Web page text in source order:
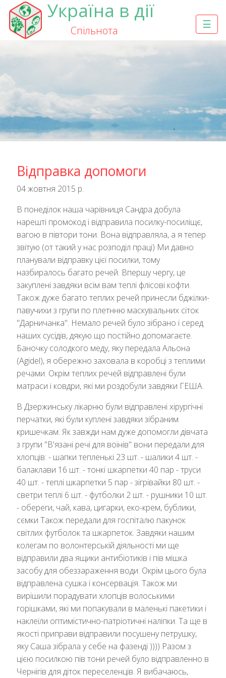
Україна в дії
Спільнота ☰
Відправка допомоги
04 жовтня 2015 р.
В понеділок наша чарівниця Сандра добула
нарешті промокод і відправила посилку-посиліщє,
вагою в півтори тони. Вона відправляла, а я тепер
звітую (от такий у нас розподіл праці) Ми давно
планували відправку цієї посилки, тому
назбиралось багато речей. Впершу чергу, це
закуплені завдяки всім вам теплі флісові кофти.
Також дуже багато теплих речей принесли бджілки-
павучихи з групи по плетнню маскувальних сіток
"Дарничанка". Немало речей було зібрано і серед
наших сусідів, дякую що постійно допомагаєте.
Баночку солодкого меду, яку передала Альона
(Agidel), я обережно заховала в коробці з теплими
речами. Окрім теплих речей відправлені були
матраси і ковдри, які ми роздобули завдяки ГЕША.
В Дзержинську лікарню були відправлені хірургічні
перчатки, які були куплені завдяки зібраним
кришечкам. Як завжди нам дуже допомогли дівчата
з групи "В'язані речі для воїнів" вони передали для
хлопців: - шапки тепленькі 23 шт. - шалики 4 шт. -
балаклави 16 шт. - тонкі шкарпетки 40 пар - труси
40 шт. - теплі шкарпетки 5 пар - зігрівайки 80 шт. -
светри теплі 6 шт. - футболки 2 шт. - рушники 10 шт.
- обереги, чай, кава, цигарки, еко-крем, бублики,
сємки Також передали для госпіталю пакунок
світлих футболок та шкарпеток. Завдяки нашим
колегам по волонтерській діяльності ми ще
відправили два ящики антибіотиків і пів мішка
засобу для обеззараження води. Окрім цього була
відправлена сушка і консервація. Також ми
вирішили порадувати хлопців волоськими
горішками, які ми попакували в маленькі пакетики і
наклеїли оптимістично-патріотичні наліпки. Та ще в
якості приправи відправили посушену петрушку,
яку Саша зібрала у себе на фазенді )))) Разом з
цією посилкою пів тони речей було відправленно в
Чернігів для діток переселенців. Я вибачаюсь,